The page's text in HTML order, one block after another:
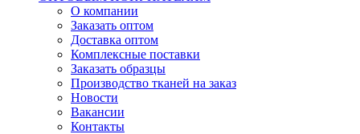
О компании
Заказать оптом
Доставка оптом
Комплексные поставки
Заказать образцы
Производство тканей на заказ
Новости
Вакансии
Контакты